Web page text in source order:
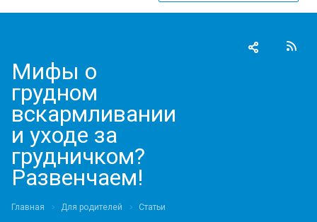
Мифы о
грудном
вскармливании
и уходе за
грудничком?
Развенчаем!
Главная Для родителей Статьи